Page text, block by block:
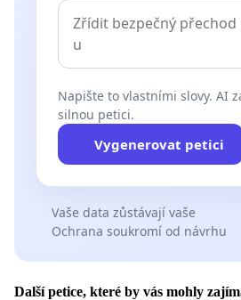
Napište to vlastními slovy. AI
silnou petici.
Vygenerovat petici
Vaše data zůstávají vaše
Ochrana soukromí od návrhu
Další petice, které by vás mohly